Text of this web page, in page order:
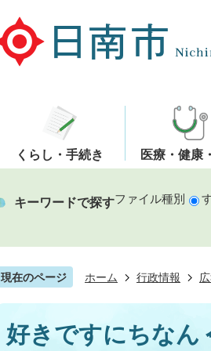
くらし・手続き 医療・健康
キーワードで探すファイル種別
現在のページ ホーム 行政情報
好きですにちなん